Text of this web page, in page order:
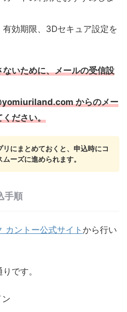
効期限、3Dセキュア設定を
いために、メールの受信設
からのメー
ください。
リにまとめておくと、申込時にコ
ーズに進められます。
手順
カントー公式サイト から行い
です。